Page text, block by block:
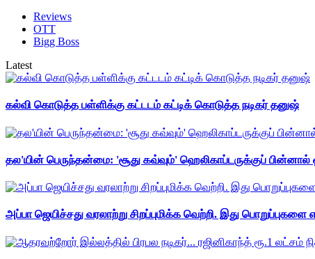
Reviews
OTT
Bigg Boss
Latest
கல்வி கொடுத்த பள்ளிக்கு கட்டடம் கட்டிக் கொடுத்த நடிகர் தனுஷ்
தல'யின் பெருந்தன்மை: 'சூது கவ்வும்' ஹெலிகாப்டருக்குப் பின்னால்
அப்பா ஜெயிச்சது வரலாற்று சிறப்புமிக்க வெற்றி. இது